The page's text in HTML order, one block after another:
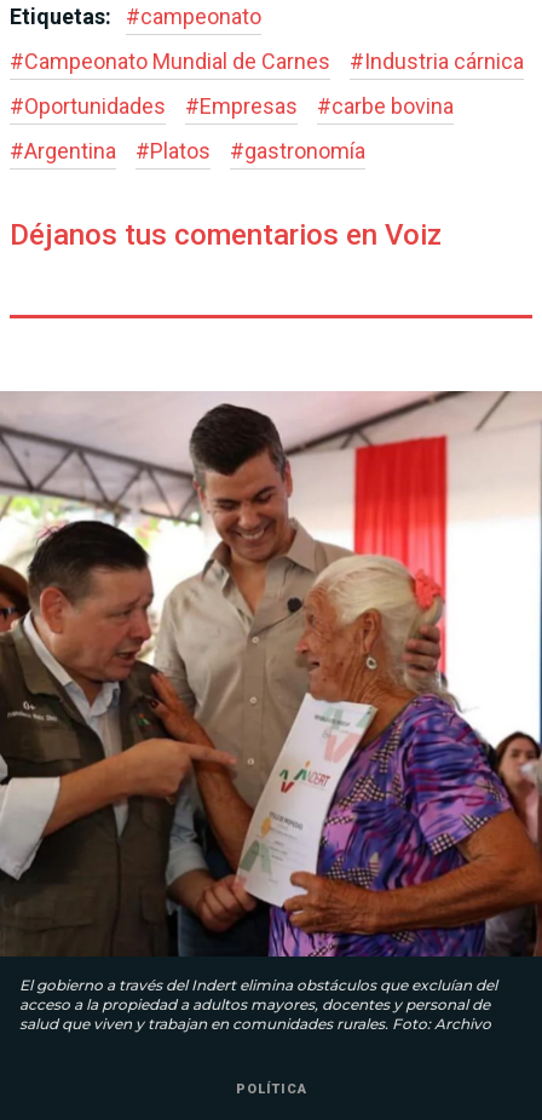
Etiquetas: #campeonato
#Campeonato Mundial de Carnes #Industria cárnica
#Oportunidades #Empresas #carbe bovina
#Argentina #Platos #gastronomía
Déjanos tus comentarios en Voiz
El gobierno a través del Indert elimina obstáculos que excluían del
acceso a la propiedad a adultos mayores, docentes y personal de
salud que viven y trabajan en comunidades rurales. Foto: Archivo
POLÍTICA